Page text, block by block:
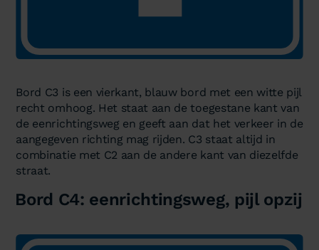
Bord C3 is een vierkant, blauw bord met een witte pijl
recht omhoog. Het staat aan de toegestane kant van
de eenrichtingsweg en geeft aan dat het verkeer in de
aangegeven richting mag rijden. C3 staat altijd in
combinatie met C2 aan de andere kant van diezelfde
straat.
Bord C4: eenrichtingsweg, pijl opzij